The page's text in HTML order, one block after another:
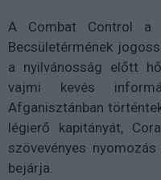
A Combat Control a
Becsületérmének
a nyilvánosság előtt
vajmi kevés
Afganisztánban
légierő kapitányát,
szövevényes
bejárja.